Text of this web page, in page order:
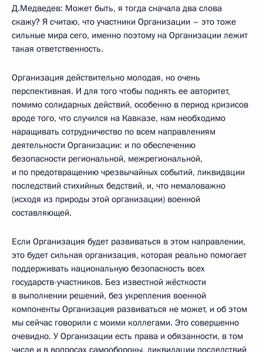
Д.Медведев: Может быть, я тогда сначала два слова
скажу? Я считаю, что участники Организации – это тоже
сильные мира сего, именно поэтому на Организации лежит
такая ответственность.
Организация действительно молодая, но очень
перспективная. И для того чтобы поднять ее авторитет,
помимо солидарных действий, особенно в период кризисов
вроде того, что случился на Кавказе, нам необходимо
наращивать сотрудничество по всем направлениям
деятельности Организации: и по обеспечению
безопасности региональной, межрегиональной,
и по предотвращению чрезвычайных событий, ликвидации
последствий стихийных бедствий, и, что немаловажно
(исходя из природы этой организации) военной
составляющей.
Если Организация будет развиваться в этом направлении,
это будет сильная организация, которая реально помогает
поддерживать национальную безопасность всех
государств-участников. Без известной жёсткости
в выполнении решений, без укрепления военной
компоненты Организация развиваться не может, и об этом
мы сейчас говорили с моими коллегами. Это совершенно
очевидно. У Организации есть права и обязанности, в том
числе и в вопросах самообороны, ликвидации последствий